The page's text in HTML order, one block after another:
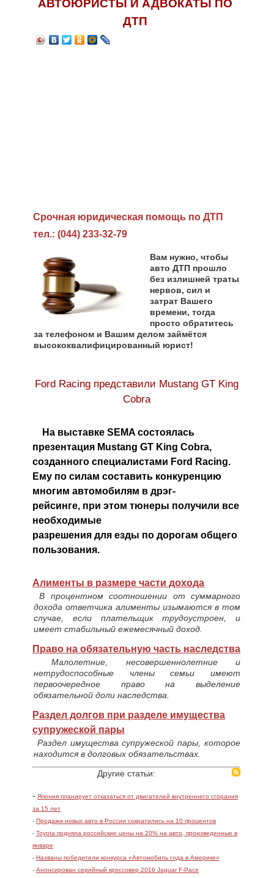
АВТОЮРИСТЫ И АДВОКАТЫ ПО
ДТП
Cрочная юридическая помощь по ДТП
тел.: (044) 233-32-79
Вам нужно, чтобы
авто ДТП прошло
без излишней траты
нервов, сил и
затрат Вашего
времени, тогда
просто обратитесь
за телефоном и Вашим делом займётся
высококвалифицированный юрист!
Ford Racing представили Mustang GT King
Cobra
На выставке SEMA состоялась
презентация Mustang GT King Cobra,
созданного специалистами Ford Racing.
Ему по силам составить конкуренцию
многим автомобилям в дрэг-
рейсинге, при этом тюнеры получили все
необходимые
разрешения для езды по дорогам общего
пользования.
Алименты в размере части дохода
В процентном соотношении от суммарного
дохода ответчика алименты изымаются в том
случае, если плательщик трудоустроен, и
имеет стабильный ежемесячный доход.
Право на обязательную часть наследства
Малолетние, несовершеннолетние и
нетрудоспособные члены семьи имеют
первоочередное право на выделение
обязательной доли наследства.
Раздел долгов при разделе имущества
супружеской пары
Раздел имущества супружеской пары, которое
находится в долговых обязательствах.
Другие статьи:
- Япония планирует отказаться от двигателей внутреннего сгорания
за 15 лет
- Продажи новых авто в России сократились на 10 процентов
- Toyota подняла российские цены на 20% на авто, произведенные в
январе
- Названы победители конкурса «Автомобиль года в Америке»
- Анонсирован серийный кроссовер 2016 Jaguar F-Pace